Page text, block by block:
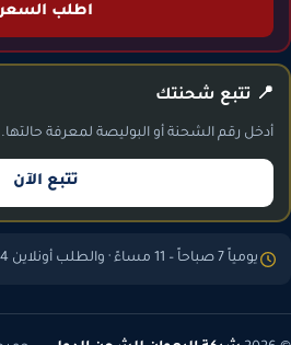
اطلب السعر
📍 تتبع شحنتك
أدخل رقم الشحنة أو البوليصة لمعرفة حالتها.
تتبع الآن
يومياً 7 صباحاً – 11 مساءً · والطلب أونلاين 24 ساعة